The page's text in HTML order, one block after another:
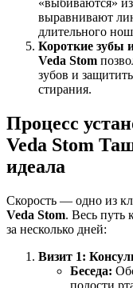
«выбиваются»
выравнивают
длительного
Короткие зубы
Veda Stom
зубов и
стирания.
Процесс
Veda Stom
идеала
Скорость — одно из
Veda Stom. Весь путь
за несколько дней:
Визит 1:
Беседа: